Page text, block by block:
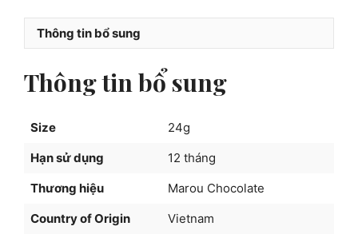
80g
số
Thông tin bổ sung
Thông tin bổ sung
Size
24g
Hạn sử dụng
12 tháng
Thương hiệu
Marou Chocolate
Country of Origin
Vietnam